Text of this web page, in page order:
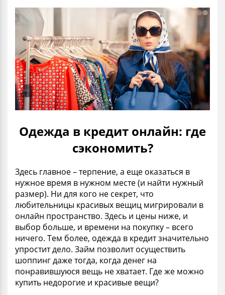
Одежда в кредит онлайн: где
сэкономить?
Здесь главное – терпение, а еще оказаться в
нужное время в нужном месте (и найти нужный
размер). Ни для кого не секрет, что
любительницы красивых вещиц мигрировали в
онлайн пространство. Здесь и цены ниже, и
выбор больше, и времени на покупку – всего
ничего. Тем более, одежда в кредит значительно
упростит дело. Займ позволит осуществить
шоппинг даже тогда, когда денег на
понравившуюся вещь не хватает. Где же можно
купить недорогие и красивые вещи?